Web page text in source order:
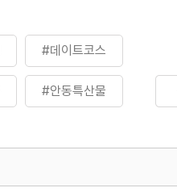
#데이트코스
#안동특산물